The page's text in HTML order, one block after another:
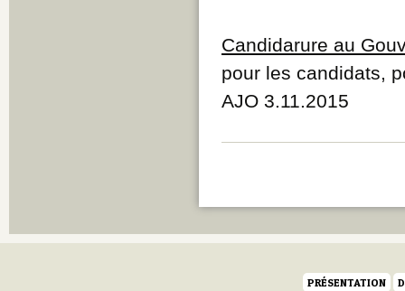
Candidarure au
pour les candidats,
AJO 3.11.2015
PRÉSENTATION